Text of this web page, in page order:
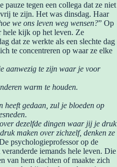
tegen een collega dat ze niet
te zijn. Het was dinsdag. Haar
we ons leven weg wensen?” Op
hele kijk op het leven. Ze
dat ze werkte als een slechte dag
te concentreren op waar ze elke
aanwezig te zijn waar je voor
warm te houden.
heeft gedaan, zul je bloeden op
.
dezelfde dingen waar jij je druk
maken over zichzelf, denken ze
psychologieprofessor op de
iemands hele leven. Die
van hem dachten of maakte zich